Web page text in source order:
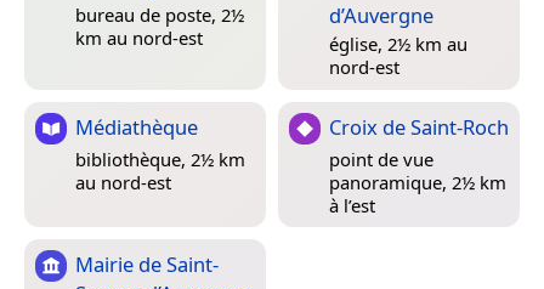
bureau de poste, 2½
km au nord-est
d’Auvergne
église, 2½ km au
nord-est
Médiathèque
bibliothèque, 2½ km
au nord-est
Croix de Saint-Roch
point de vue
panoramique, 2½ km
à l’est
Mairie de Saint-